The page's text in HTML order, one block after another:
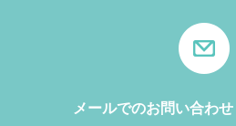
メールでのお問い合わ